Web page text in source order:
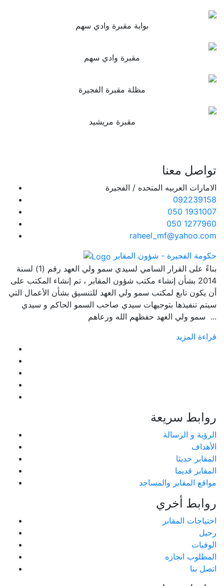
بوابة مقبرة وادي سهم
مقبرة وادي سهم
مظلة مقبرة الفجيرة
مقبرة مريشيد
تواصل معنا
الامارات العربيه المتحده / الفجيرة
092239158
050 1931007
050 1277960
raheel_mf@yahoo.com
حكومة الفجيرة - شؤون المقابر
بناءً على القرار السامي لسيدي سمو ولي العهد رقم (1) لسنة
2014 بشأن إنشاء مكتب شؤون المقابر ، تم إنشاء المكتب على
أن يكون تابع لمكتب سمو ولي العهد للتنسيق بشأن الأعمال التي
سيتم تنفيذها بتوجيهات سيدي صاحب السمو الحاكم و سيدي
سمو ولي العهد حفظهم الله ورعاهم ...
قراءة المزيد
روابط سريعة
الرؤية و الرسالة
الأهداف
المقابر حديثا
المقابر قديما
مواقع المقابر والمساجد
روابط أخري
احتياجات المقابر
رحيل
الوفيات
المطلوب انجازه
اتصل بنا